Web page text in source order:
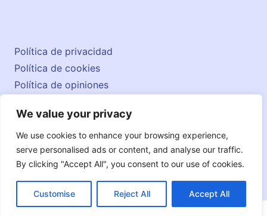
We value your privacy
We use cookies to enhance your browsing experience,
serve personalised ads or content, and analyse our traffic.
By clicking "Accept All", you consent to our use of cookies.
Customise Reject All Accept All
© 2026 englishatlas.es
Política de privacidad
Política de cookies
Política de opiniones
Contacto